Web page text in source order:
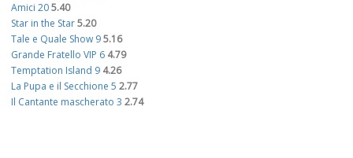
Amici 205.40
Star in the Star5.20
Tale e Quale Show 95.16
Grande Fratello VIP 6 4.79
Temptation Island 9 4.26
La Pupa e il Secchione 5 2.77
Il Cantante mascherato 3 2.74